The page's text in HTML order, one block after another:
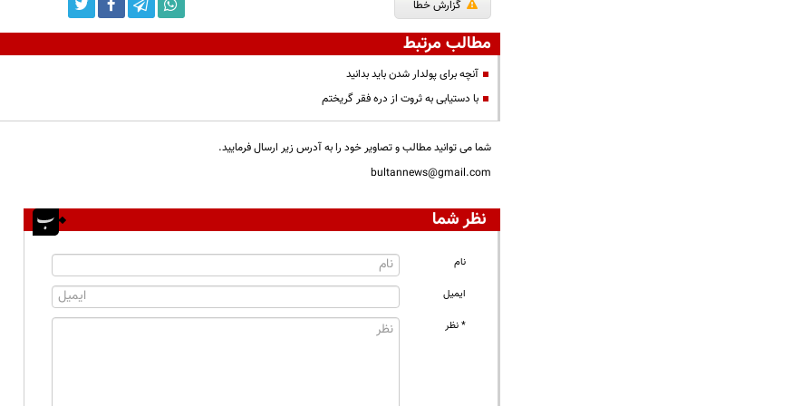
گزارش خطا
مطالب مرتبط
آنچه برای پولدار شدن باید بدانید
با دستیابی به ثروت از دره فقر گریختم
شما می توانید مطالب و تصاویر خود را به آدرس زیر ارسال فرمایید.
bultannews@gmail.com
نظر شما
نام
ایمیل
* نظر